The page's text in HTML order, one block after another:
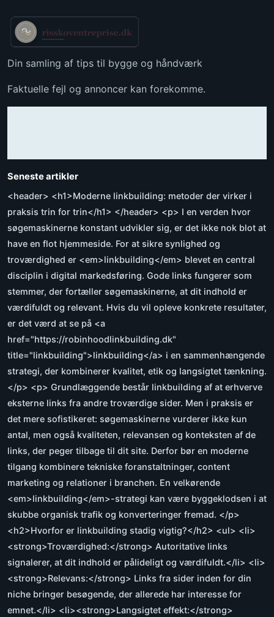
Din samling af tips til bygge og håndværk
Faktuelle fejl og annoncer kan forekomme.
Seneste artikler
<header> <h1>Moderne linkbuilding: metoder der virker i
praksis trin for trin</h1> </header> <p> I en verden hvor
søgemaskinerne konstant udvikler sig, er det ikke nok blot at
have en flot hjemmeside. For at sikre synlighed og
troværdighed er <em>linkbuilding</em> blevet en central
disciplin i digital markedsføring. Gode links fungerer som
stemmer, der fortæller søgemaskinerne, at dit indhold er
værdifuldt og relevant. Hvis du vil opleve konkrete resultater,
er det værd at se på <a
href="https://robinhoodlinkbuilding.dk"
title="linkbuilding">linkbuilding</a> i en sammenhængende
strategi, der kombinerer kvalitet, etik og langsigtet tænkning.
</p> <p> Grundlæggende består linkbuilding af at erhverve
eksterne links fra andre troværdige sider. Men i praksis er
det mere sofistikeret: søgemaskinerne vurderer ikke kun
antal, men også kvaliteten, relevansen og konteksten af de
links, der peger tilbage til dit site. Derfor bør en moderne
tilgang kombinere tekniske foranstaltninger, content
marketing og relationer i branchen. En velkørende
<em>linkbuilding</em>-strategi kan være byggeklodsen i at
skubbe organisk trafik og konverteringer fremad. </p>
<h2>Hvorfor er linkbuilding stadig vigtig?</h2> <ul> <li>
<strong>Troværdighed:</strong> Autoritative links
signalerer, at dit indhold er pålideligt og værdifuldt.</li> <li>
<strong>Relevans:</strong> Links fra sider inden for din
niche bringer besøgende, der allerede har interesse for
emnet.</li> <li><strong>Langsigtet effekt:</strong>